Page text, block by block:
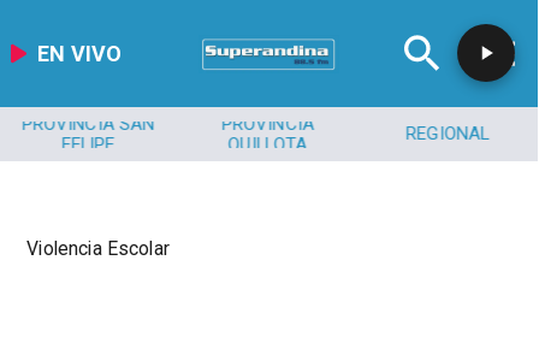
EN VIVO
PROVINCIA SAN
FELIPE
PROVINCIA
QUILLOTA
REGIONAL
Violencia Escolar